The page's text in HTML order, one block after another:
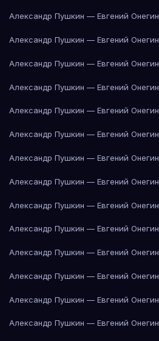
Александр Пушкин — Евгений Онегин
Александр Пушкин — Евгений Онегин
Александр Пушкин — Евгений Онегин
Александр Пушкин — Евгений Онегин
Александр Пушкин — Евгений Онегин
Александр Пушкин — Евгений Онегин
Александр Пушкин — Евгений Онегин
Александр Пушкин — Евгений Онегин
Александр Пушкин — Евгений Онегин
Александр Пушкин — Евгений Онегин
Александр Пушкин — Евгений Онегин
Александр Пушкин — Евгений Онегин
Александр Пушкин — Евгений Онегин
Александр Пушкин — Евгений Онегин